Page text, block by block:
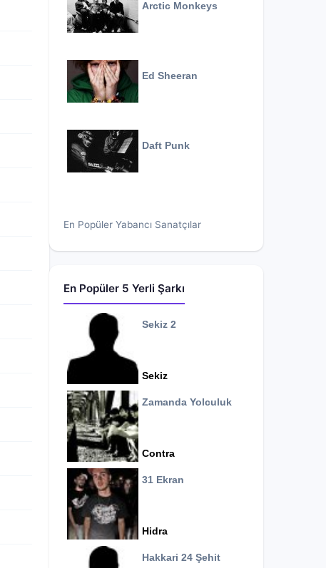
Arctic Monkeys
Ed Sheeran
Daft Punk
En Popüler Yabancı Sanatçılar
En Popüler 5 Yerli Şarkı
Sekiz 2
Sekiz
Zamanda Yolculuk
Contra
31 Ekran
Hidra
Hakkari 24 Şehit